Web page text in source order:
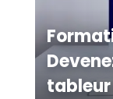
tableur